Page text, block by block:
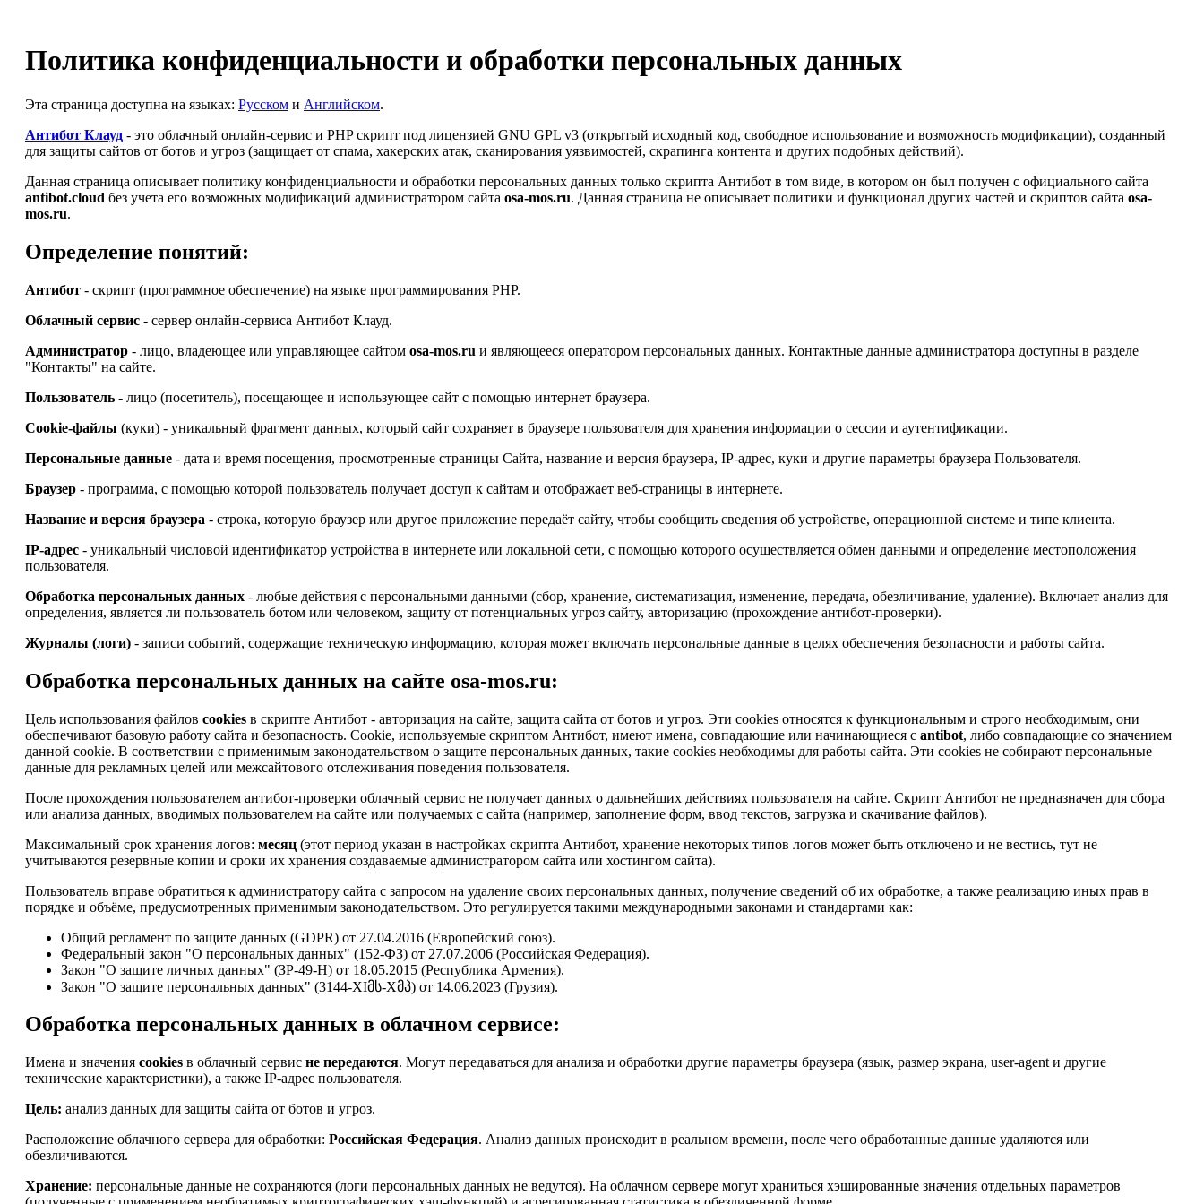
Политика конфиденциальности и обработки персональных данных
Эта страница доступна на языках: Русском и Английском.
Антибот Клауд - это облачный онлайн-сервис и PHP скрипт под лицензией GNU GPL v3 (открытый исходный код, свободное использование и возможность модификации), созданный
для защиты сайтов от ботов и угроз (защищает от спама, хакерских атак, сканирования уязвимостей, скрапинга контента и других подобных действий).
Данная страница описывает политику конфиденциальности и обработки персональных данных только скрипта Антибот в том виде, в котором он был получен с официального сайта
antibot.cloud без учета его возможных модификаций администратором сайта osa-mos.ru. Данная страница не описывает политики и функционал других частей и скриптов сайта osa-
mos.ru.
Определение понятий:
Антибот - скрипт (программное обеспечение) на языке программирования PHP.
Облачный сервис - сервер онлайн-сервиса Антибот Клауд.
Администратор - лицо, владеющее или управляющее сайтом osa-mos.ru и являющееся оператором персональных данных. Контактные данные администратора доступны в разделе
"Контакты" на сайте.
Пользователь - лицо (посетитель), посещающее и использующее сайт с помощью интернет браузера.
Cookie-файлы (куки) - уникальный фрагмент данных, который сайт сохраняет в браузере пользователя для хранения информации о сессии и аутентификации.
Персональные данные - дата и время посещения, просмотренные страницы Сайта, название и версия браузера, IP-адрес, куки и другие параметры браузера Пользователя.
Браузер - программа, с помощью которой пользователь получает доступ к сайтам и отображает веб-страницы в интернете.
Название и версия браузера - строка, которую браузер или другое приложение передаёт сайту, чтобы сообщить сведения об устройстве, операционной системе и типе клиента.
IP-адрес - уникальный числовой идентификатор устройства в интернете или локальной сети, с помощью которого осуществляется обмен данными и определение местоположения
пользователя.
Обработка персональных данных - любые действия с персональными данными (сбор, хранение, систематизация, изменение, передача, обезличивание, удаление). Включает анализ для
определения, является ли пользователь ботом или человеком, защиту от потенциальных угроз сайту, авторизацию (прохождение антибот-проверки).
Журналы (логи) - записи событий, содержащие техническую информацию, которая может включать персональные данные в целях обеспечения безопасности и работы сайта.
Обработка персональных данных на сайте osa-mos.ru:
Цель использования файлов cookies в скрипте Антибот - авторизация на сайте, защита сайта от ботов и угроз. Эти cookies относятся к функциональным и строго необходимым, они
обеспечивают базовую работу сайта и безопасность. Cookie, используемые скриптом Антибот, имеют имена, совпадающие или начинающиеся с antibot, либо совпадающие со значением
данной cookie. В соответствии с применимым законодательством о защите персональных данных, такие cookies необходимы для работы сайта. Эти cookies не собирают персональные
данные для рекламных целей или межсайтового отслеживания поведения пользователя.
После прохождения пользователем антибот-проверки облачный сервис не получает данных о дальнейших действиях пользователя на сайте. Скрипт Антибот не предназначен для сбора
или анализа данных, вводимых пользователем на сайте или получаемых с сайта (например, заполнение форм, ввод текстов, загрузка и скачивание файлов).
Максимальный срок хранения логов: месяц (этот период указан в настройках скрипта Антибот, хранение некоторых типов логов может быть отключено и не вестись, тут не
учитываются резервные копии и сроки их хранения создаваемые администратором сайта или хостингом сайта).
Пользователь вправе обратиться к администратору сайта с запросом на удаление своих персональных данных, получение сведений об их обработке, а также реализацию иных прав в
порядке и объёме, предусмотренных применимым законодательством. Это регулируется такими международными законами и стандартами как:
Общий регламент по защите данных (GDPR) от 27.04.2016 (Европейский союз).
Федеральный закон "О персональных данных" (152-ФЗ) от 27.07.2006 (Российская Федерация).
Закон "О защите личных данных" (ЗР-49-Н) от 18.05.2015 (Республика Армения).
Закон "О защите персональных данных" (3144-XIმს-Xმპ) от 14.06.2023 (Грузия).
Обработка персональных данных в облачном сервисе:
Имена и значения cookies в облачный сервис не передаются. Могут передаваться для анализа и обработки другие параметры браузера (язык, размер экрана, user-agent и другие
технические характеристики), а также IP-адрес пользователя.
Цель: анализ данных для защиты сайта от ботов и угроз.
Расположение облачного сервера для обработки: Российская Федерация. Анализ данных происходит в реальном времени, после чего обработанные данные удаляются или
обезличиваются.
Хранение: персональные данные не сохраняются (логи персональных данных не ведутся). На облачном сервере могут храниться хэшированные значения отдельных параметров